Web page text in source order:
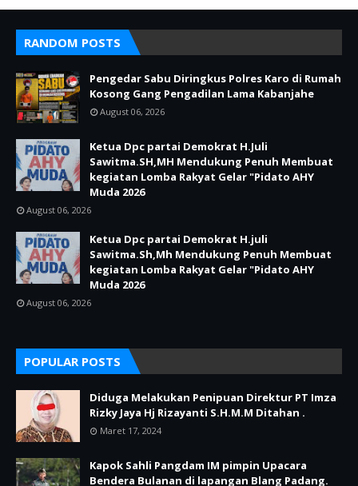
RANDOM POSTS
Pengedar Sabu Diringkus Polres Karo di Rumah
Kosong Gang Pengadilan Lama Kabanjahe
August 06, 2026
Ketua Dpc partai Demokrat H.Juli
Sawitma.SH,MH Mendukung Penuh Membuat
kegiatan Lomba Rakyat Gelar "Pidato AHY
Muda 2026
August 06, 2026
Ketua Dpc partai Demokrat H.juli
Sawitma.Sh,Mh Mendukung Penuh Membuat
kegiatan Lomba Rakyat Gelar "Pidato AHY
Muda 2026
August 06, 2026
POPULAR POSTS
Diduga Melakukan Penipuan Direktur PT Imza
Rizky Jaya Hj Rizayanti S.H.M.M Ditahan .
Maret 17, 2024
Kapok Sahli Pangdam IM pimpin Upacara
Bendera Bulanan di lapangan Blang Padang.